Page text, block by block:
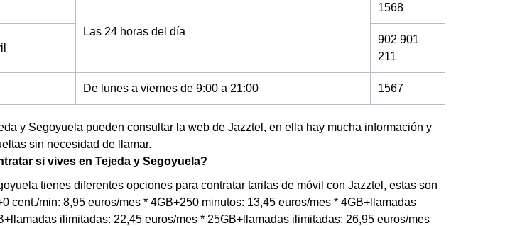
Las 24 horas del día
1568
902 901
211
De lunes a viernes de 9:00 a 21:00 1567
y Segoyuela pueden consultar la web de Jazztel, en ella hay mucha información y
sin necesidad de llamar.
si vives en Tejeda y Segoyuela?
tienes diferentes opciones para contratar tarifas de móvil con Jazztel, estas son
cent./min: 8,95 euros/mes * 4GB+250 minutos: 13,45 euros/mes * 4GB+llamadas
ilimitadas: 22,45 euros/mes * 25GB+llamadas ilimitadas: 26,95 euros/mes